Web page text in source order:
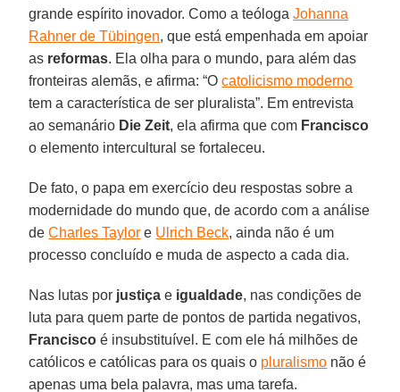
grande espírito inovador. Como a teólogaJohanna
Rahner de Tübingen, que está empenhada em apoiar
as reformas. Ela olha para o mundo, para além das
fronteiras alemãs, e afirma: “Ocatolicismo moderno
tem a característica de ser pluralista”. Em entrevista
ao semanário Die Zeit, ela afirma que com Francisco
o elemento intercultural se fortaleceu.
De fato, o papa em exercício deu respostas sobre a
modernidade do mundo que, de acordo com a análise
deCharles Taylor e Ulrich Beck, ainda não é um
processo concluído e muda de aspecto a cada dia.
Nas lutas por justiça e igualdade, nas condições de
luta para quem parte de pontos de partida negativos,
Francisco é insubstituível. E com ele há milhões de
católicos e católicas para os quais o pluralismo não é
apenas uma bela palavra, mas uma tarefa.